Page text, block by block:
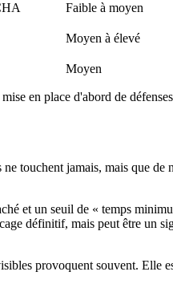
Faible à moyen
Moyen à élevé
Moyen
en place d'abord de
touchent jamais, mais que de
et un seuil de « temps
définitif, mais peut être un
provoquent souvent. Elle